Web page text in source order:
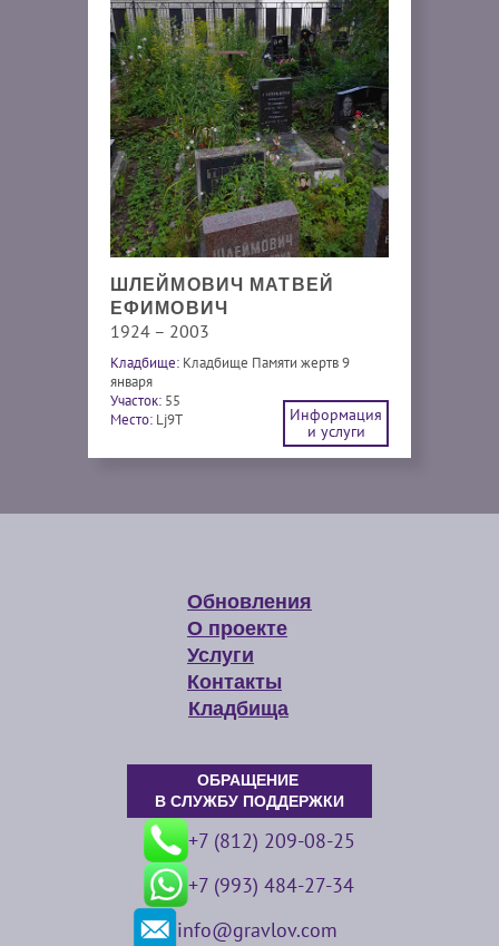
ШЛЕЙМОВИЧ МАТВЕЙ
ЕФИМОВИЧ
1924 – 2003
Кладбище: Кладбище Памяти жертв 9
января
Участок: 55
Место: Lj9T
Информация
и услуги
Обновления
О проекте
Услуги
Контакты
Кладбища
ОБРАЩЕНИЕ
В СЛУЖБУ ПОДДЕРЖКИ
+7 (812) 209-08-25
+7 (993) 484-27-34
info@gravlov.com